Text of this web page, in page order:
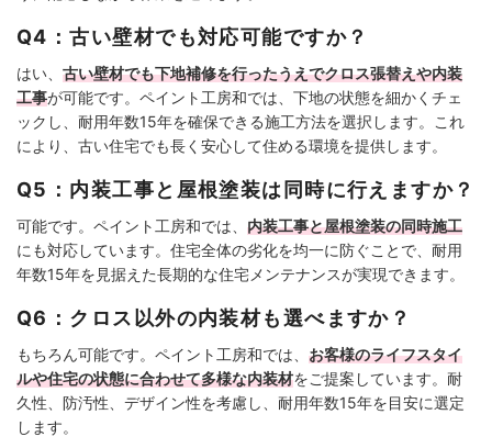
Q4：古い壁材でも対応可能ですか？
はい、 古い壁材でも下地補修を行ったうえでクロス張替えや内装
工事が可能です。ペイント工房和では、下地の状態を細かくチェ
ックし、耐用年数15年を確保できる施工方法を選択します。これ
により、古い住宅でも長く安心して住める環境を提供します。
Q5：内装工事と屋根塗装は同時に行えますか？
可能です。ペイント工房和では、 内装工事と屋根塗装の同時施工
にも対応しています。住宅全体の劣化を均一に防ぐことで、耐用
年数15年を見据えた長期的な住宅メンテナンスが実現できます。
Q6：クロス以外の内装材も選べますか？
もちろん可能です。ペイント工房和では、 お客様のライフスタイ
ルや住宅の状態に合わせて多様な内装材をご提案しています。耐
久性、防汚性、デザイン性を考慮し、耐用年数15年を目安に選定
します。